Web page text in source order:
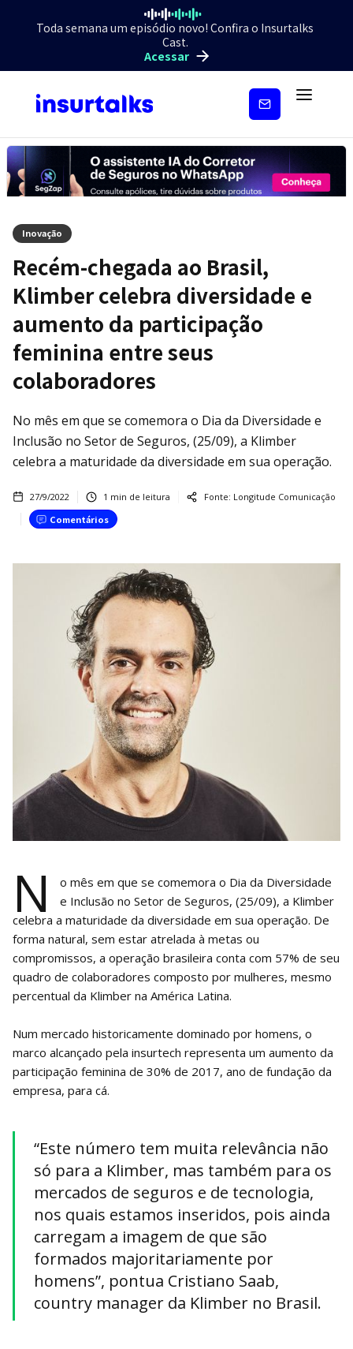
Toda semana um episódio novo! Confira o Insurtalks
Cast.
Acessar
Inscreva-
Inovação
Recém-chegada ao Brasil,
Klimber celebra diversidade e
aumento da participação
feminina entre seus
colaboradores
No mês em que se comemora o Dia da Diversidade e
Inclusão no Setor de Seguros, (25/09), a Klimber
celebra a maturidade da diversidade em sua operação.
27/9/2022 1 min de leitura Fonte: Longitude Comunicação
Comentários
N
o mês em que se comemora o Dia da Diversidade
e Inclusão no Setor de Seguros, (25/09), a Klimber
celebra a maturidade da diversidade em sua operação. De
forma natural, sem estar atrelada à metas ou
compromissos, a operação brasileira conta com 57% de seu
quadro de colaboradores composto por mulheres, mesmo
percentual da Klimber na América Latina.
Num mercado historicamente dominado por homens, o
marco alcançado pela insurtech representa um aumento da
participação feminina de 30% de 2017, ano de fundação da
empresa, para cá.
“Este número tem muita relevância não
só para a Klimber, mas também para os
mercados de seguros e de tecnologia,
nos quais estamos inseridos, pois ainda
carregam a imagem de que são
formados majoritariamente por
homens”, pontua Cristiano Saab,
country manager da Klimber no Brasil.